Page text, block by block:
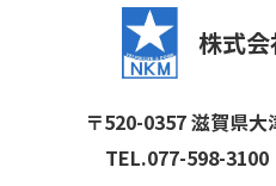
株式
〒520-0357 滋賀県
TEL.077-598-3100